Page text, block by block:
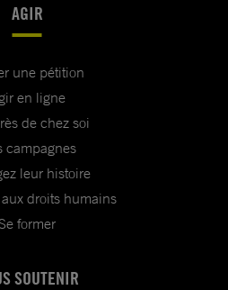
AGIR
une pétition
en ligne
de chez soi
campagnes
leur histoire
droits humains
former
SOUTENIR